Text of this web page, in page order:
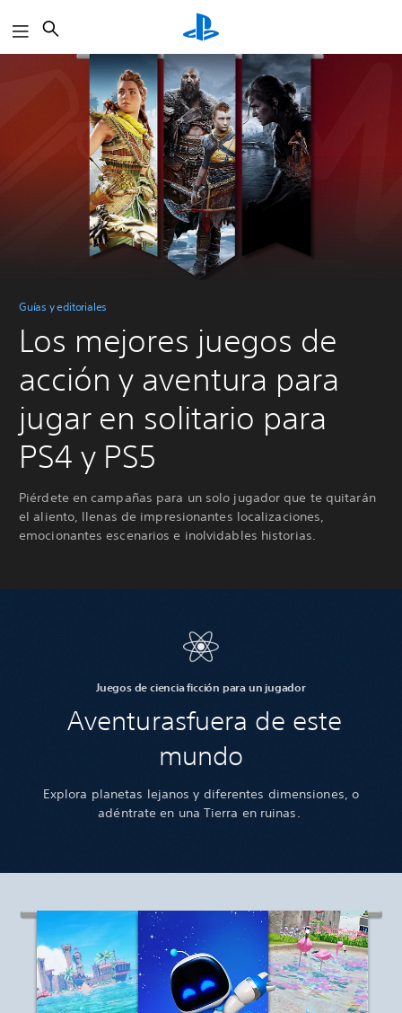
Guías y editoriales
Los mejores juegos de
acción y aventura para
jugar en solitario para
PS4 y PS5
Piérdete en campañas para un solo jugador que te quitarán
el aliento, llenas de impresionantes localizaciones,
emocionantes escenarios e inolvidables historias.
Juegos de ciencia ficción para un jugador
Aventurasfuera de este
mundo
Explora planetas lejanos y diferentes dimensiones, o
adéntrate en una Tierra en ruinas.